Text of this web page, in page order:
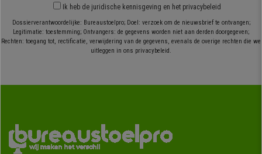
Ik heb de juridische kennisgeving en het privacybeleid
Dossierverantwoordelijke: Bureaustoelpro; Doel: verzoek om de nieuwsbrief te ontvangen;
Legitimatie: toestemming; Ontvangers: de gegevens worden niet aan derden doorgegeven;
Rechten: toegang tot, rectificatie, verwijdering van de gegevens, evenals de overige rechten die we
uitleggen in ons privacybeleid.